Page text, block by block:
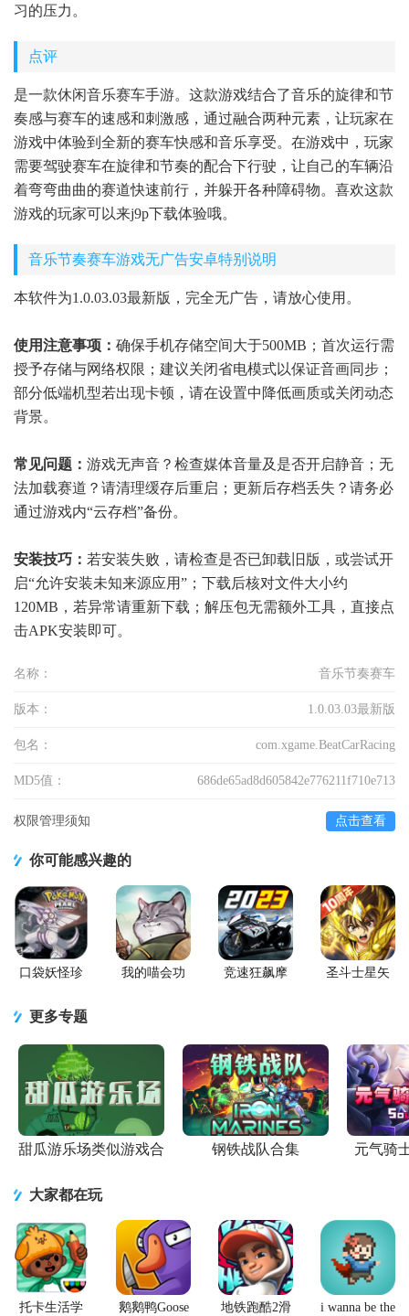
习的压力。
点评
是一款休闲音乐赛车手游。这款游戏结合了音乐的旋律和节
奏感与赛车的速感和刺激感，通过融合两种元素，让玩家在
游戏中体验到全新的赛车快感和音乐享受。在游戏中，玩家
需要驾驶赛车在旋律和节奏的配合下行驶，让自己的车辆沿
着弯弯曲曲的赛道快速前行，并躲开各种障碍物。喜欢这款
游戏的玩家可以来j9p下载体验哦。
音乐节奏赛车游戏无广告安卓特别说明
本软件为1.0.03.03最新版，完全无广告，请放心使用。
使用注意事项： 确保手机存储空间大于500MB；首次运行需
授予存储与网络权限；建议关闭省电模式以保证音画同步；
部分低端机型若出现卡顿，请在设置中降低画质或关闭动态
背景。
常见问题： 游戏无声音？检查媒体音量及是否开启静音；无
法加载赛道？请清理缓存后重启；更新后存档丢失？请务必
通过游戏内“云存档”备份。
安装技巧： 若安装失败，请检查是否已卸载旧版，或尝试开
启“允许安装未知来源应用”；下载后核对文件大小约
120MB，若异常请重新下载；解压包无需额外工具，直接点
击APK安装即可。
名称： 音乐节奏赛车
版本： 1.0.03.03最新版
包名： com.xgame.BeatCarRacing
MD5值： 686de65ad8d605842e776211f710e713
权限管理须知 点击查看
你可能感兴趣的
口袋妖怪珍
我的喵会功
竞速狂飙摩
圣斗士星矢
更多专题
甜瓜游乐场类似游戏合
钢铁战队合集 元气骑
大家都在玩
托卡生活学
鹅鹅鸭Goose
地铁跑酷2滑
i wanna be the